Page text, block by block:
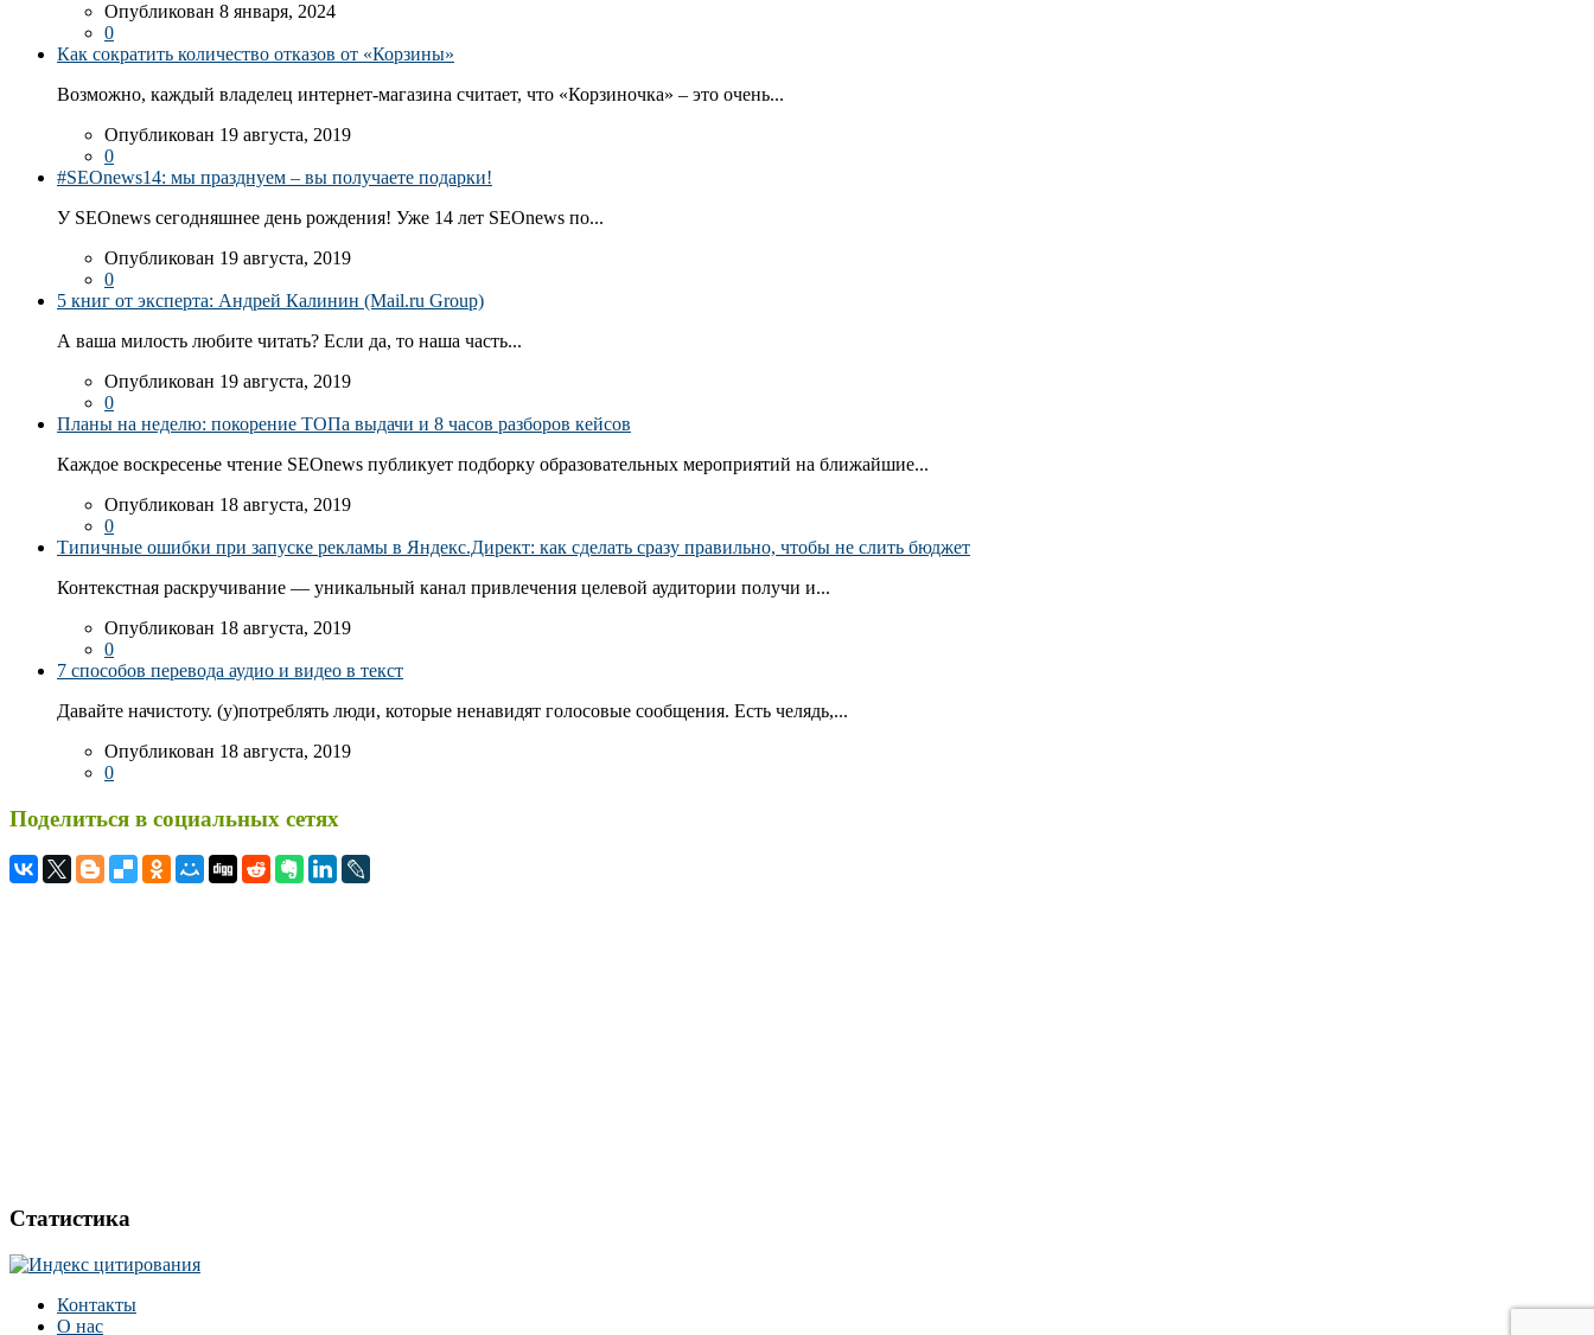
Опубликован 8 января, 2024
0
Как сократить количество отказов от «Корзины»
Возможно, каждый владелец интернет-магазина считает, что «Корзиночка» – это очень...
Опубликован 19 августа, 2019
0
#SEOnews14: мы празднуем – вы получаете подарки!
У SEOnews сегодняшнее день рождения! Уже 14 лет SEOnews по...
Опубликован 19 августа, 2019
0
5 книг от эксперта: Андрей Калинин (Mail.ru Group)
А ваша милость любите читать? Если да, то наша часть...
Опубликован 19 августа, 2019
0
Планы на неделю: покорение ТОПа выдачи и 8 часов разборов кейсов
Каждое воскресенье чтение SEOnews публикует подборку образовательных мероприятий на ближайшие...
Опубликован 18 августа, 2019
0
Типичные ошибки при запуске рекламы в Яндекс.Директ: как сделать сразу правильно, чтобы не слить бюджет
Контекстная раскручивание — уникальный канал привлечения целевой аудитории получи и...
Опубликован 18 августа, 2019
0
7 способов перевода аудио и видео в текст
Давайте начистоту. (у)потреблять люди, которые ненавидят голосовые сообщения. Есть челядь,...
Опубликован 18 августа, 2019
0
Поделиться в социальных сетях
Статистика
Контакты
О нас